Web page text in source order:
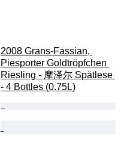
2008 Grans-Fassian,
Piesporter Goldtröpfchen
Riesling - 摩泽尔 Spätlese
- 4 Bottles (0.75L)